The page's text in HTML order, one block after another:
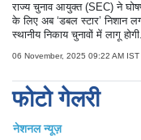
राज्य चुनाव आयुक्त (SEC) ने
के लिए अब ‘डबल स्टार’ निशान
स्थानीय निकाय चुनावों में लागू होगी.
06 November, 2025 09:22 AM IST
फोटो गेलरी
नेशनल न्यूज़